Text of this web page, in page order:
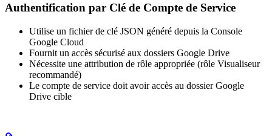
Authentification par Clé de Compte de Service
Utilise un fichier de clé JSON généré depuis la Console
Google Cloud
Fournit un accès sécurisé aux dossiers Google Drive
Nécessite une attribution de rôle appropriée (rôle Visualiseur
recommandé)
Le compte de service doit avoir accès au dossier Google
Drive cible